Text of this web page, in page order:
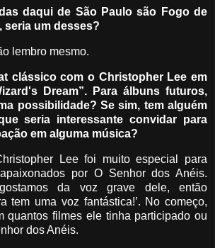
daqui de São Paulo são Fogo de
seria um desses?
lembro mesmo.
clássico com o Christopher Lee em
Dream”. Para álbuns futuros,
possibilidade? Se sim, tem alguém
seria interessante convidar para
em alguma música?
Lee foi muito especial para
por O Senhor dos Anéis.
gostamos da voz grave dele, então
tem uma voz fantástica!’. No começo,
quantos filmes ele tinha participado ou
dos Anéis.